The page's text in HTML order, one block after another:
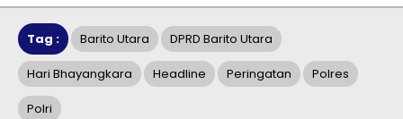
Tag : Barito Utara DPRD Barito Utara
Hari Bhayangkara Headline Peringatan Polres
Polri